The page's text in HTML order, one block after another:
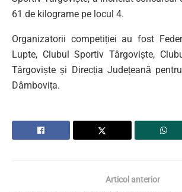
61 de kilograme pe locul 4.
Organizatorii competiției au fost
Lupte, Clubul Sportiv Târgoviște,
Târgoviște și Direcția Județeană
Dâmbovița.
Articol anterior